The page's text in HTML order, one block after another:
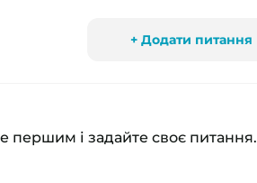
+ Додати питання
першим і задайте своє питання.